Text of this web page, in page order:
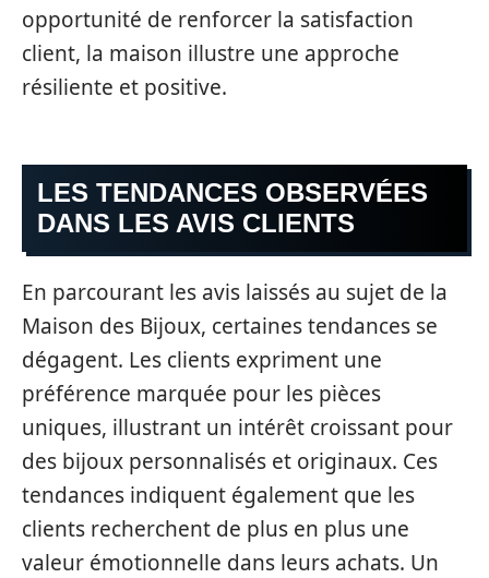
opportunité de renforcer la satisfaction
client, la maison illustre une approche
résiliente et positive.
LES TENDANCES OBSERVÉES
DANS LES AVIS CLIENTS
En parcourant les avis laissés au sujet de la
Maison des Bijoux, certaines tendances se
dégagent. Les clients expriment une
préférence marquée pour les pièces
uniques, illustrant un intérêt croissant pour
des bijoux personnalisés et originaux. Ces
tendances indiquent également que les
clients recherchent de plus en plus une
valeur émotionnelle dans leurs achats. Un